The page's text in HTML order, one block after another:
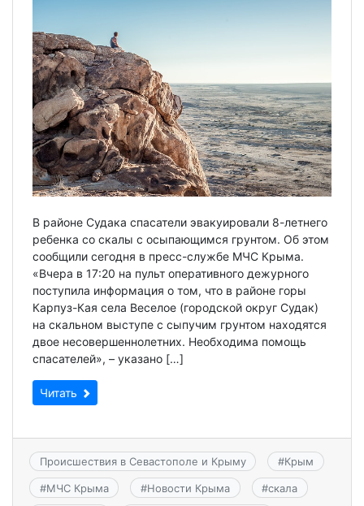
В районе Судака спасатели эвакуировали 8-летнего
ребенка со скалы с осыпающимся грунтом. Об этом
сообщили сегодня в пресс-службе МЧС Крыма.
«Вчера в 17:20 на пульт оперативного дежурного
поступила информация о том, что в районе горы
Карпуз-Кая села Веселое (городской округ Судак)
на скальном выступе с сыпучим грунтом находятся
двое несовершеннолетних. Необходима помощь
спасателей», – указано […]
Читать
Происшествия в Севастополе и Крыму #Крым
#МЧС Крыма #Новости Крыма #скала